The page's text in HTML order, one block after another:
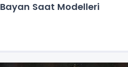
Bayan Saat Modelleri